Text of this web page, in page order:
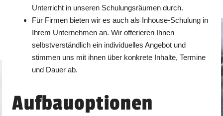
Unterricht in unseren Schulungsräumen durch.
Für Firmen bieten wir es auch als Inhouse-Schulung in
Ihrem Unternehmen an. Wir offerieren Ihnen
selbstverständlich ein individuelles Angebot und
stimmen uns mit ihnen über konkrete Inhalte, Termine
und Dauer ab.
Aufbauoptionen